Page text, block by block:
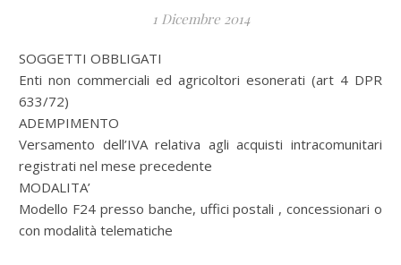
1 Dicembre 2014
SOGGETTI OBBLIGATI
Enti non commerciali ed agricoltori esonerati (art 4 DPR
633/72)
ADEMPIMENTO
Versamento dell’IVA relativa agli acquisti intracomunitari
registrati nel mese precedente
MODALITA’
Modello F24 presso banche, uffici postali , concessionari o
con modalità telematiche